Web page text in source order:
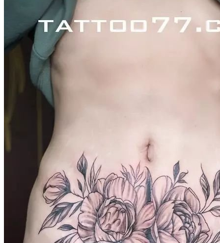
武汉老兵纹身微信
文资讯！精美纹身图案及手稿 纹身作品 一站搞定！回复相
问千万素材的微官网，中国最强最全纹身图案尽在其中！